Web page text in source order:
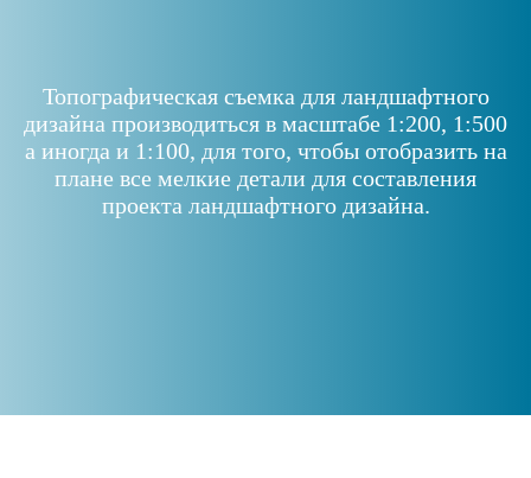
Топографическая съемка для ландшафтного
дизайна производиться в масштабе 1:200, 1:500
а иногда и 1:100, для того, чтобы отобразить на
плане все мелкие детали для составления
проекта ландшафтного дизайна.